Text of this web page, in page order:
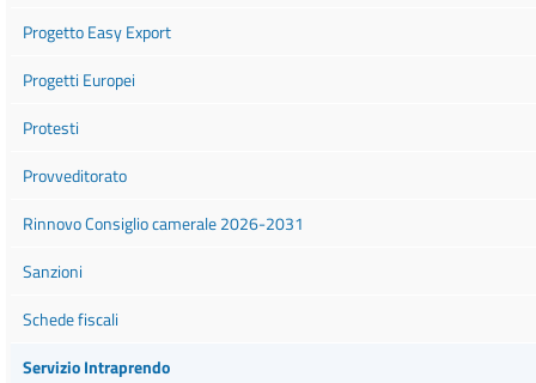
Progetto Easy Export
Progetti Europei
Protesti
Provveditorato
Rinnovo Consiglio camerale 2026-2031
Sanzioni
Schede fiscali
Servizio Intraprendo